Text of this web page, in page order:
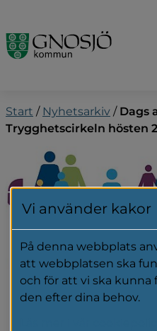
Start / Nyhetsarkiv / Dags
Trygghetscirkeln hösten
Vi använder kakor
På denna webbplats
att webbplatsen ska
och för att vi ska kunna
den efter dina behov.